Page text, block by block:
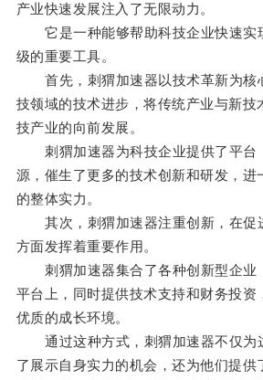
产业快速发展注入了无限动力。
它是一种能够帮助科技企业快速实
级的重要工具。
首先，刺猬加速器以技术革新为核
技领域的技术进步，将传统产业与新技
技产业的向前发展。
刺猬加速器为科技企业提供了平台
源，催生了更多的技术创新和研发，进
的整体实力。
其次，刺猬加速器注重创新，在促
方面发挥着重要作用。
刺猬加速器集合了各种创新型企业
平台上，同时提供技术支持和财务投资
优质的成长环境。
通过这种方式，刺猬加速器不仅为
了展示自身实力的机会，还为他们提供